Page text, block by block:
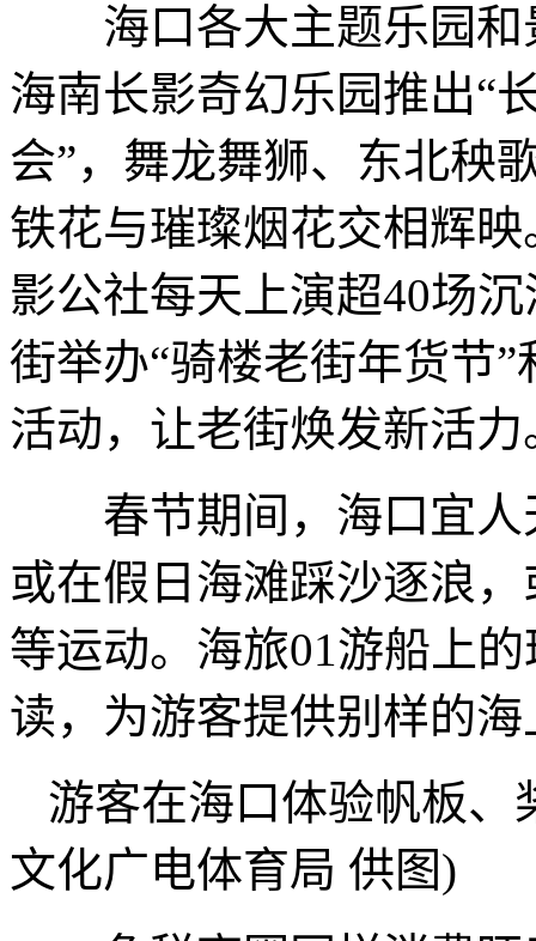
海口各大主题乐园和
海南长影奇幻乐园推出“
会”，舞龙舞狮、东北秧
铁花与璀璨烟花交相辉
影公社每天上演超40场
街举办“骑楼老街年货节
活动，让老街焕发新活力
春节期间，海口宜人
或在假日海滩踩沙逐浪
等运动。海旅01游船上
读，为游客提供别样的
游客在海口体验帆板
文化广电体育局 供图)